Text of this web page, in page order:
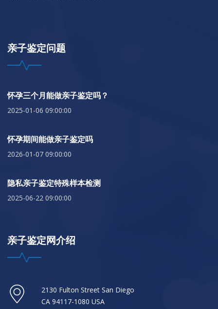
亲子鉴定问题
怀孕三个月能做亲子鉴定吗？
2025-01-06 09:00:00
怀孕期间能做亲子鉴定吗
2026-01-07 09:00:00
隐私亲子鉴定特殊样本检测
2025-06-22 09:00:00
亲子鉴定网介绍
2130 Fulton Street San Diego
CA 94117-1080 USA